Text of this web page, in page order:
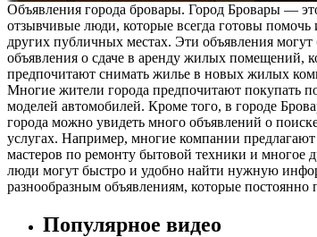
Объявления города бровары. Город Бровары —
отзывчивые люди, которые всегда готовы
других публичных местах. Эти объявления
объявления о сдаче в аренду жилых помещений,
предпочитают снимать жилье в новых жилых
Многие жители города предпочитают покупать
моделей автомобилей. Кроме того, в городе
города можно увидеть много объявлений о
услугах. Например, многие компании
мастеров по ремонту бытовой техники и многое
люди могут быстро и удобно найти нужную
разнообразным объявлениям, которые постоянно
Популярное видео